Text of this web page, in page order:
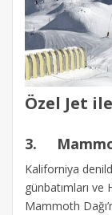
Özel Jet
3.
Kaliforniya
günbatımları ve
Mammoth